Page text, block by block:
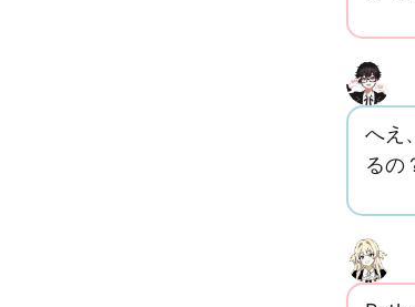
へえ
るの